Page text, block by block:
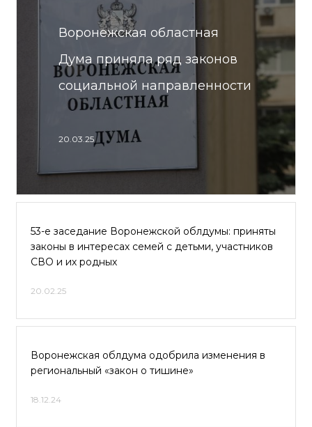
Воронежская областная
Дума приняла ряд законов
социальной направленности
20.03.25
53-е заседание Воронежской облдумы: приняты
законы в интересах семей с детьми, участников
СВО и их родных
20.02.25
Воронежская облдума одобрила изменения в
региональный «закон о тишине»
18.12.24